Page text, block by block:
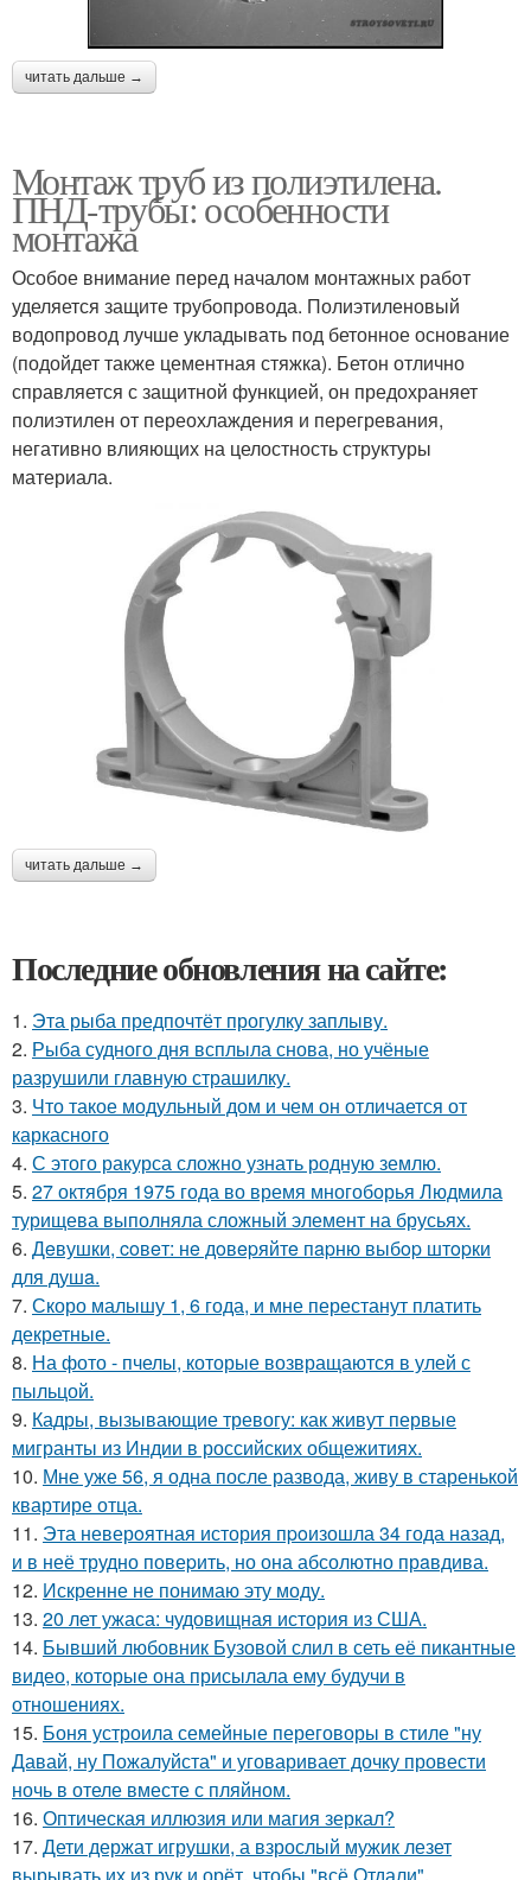
читать дальше →
Монтаж труб из полиэтилена.
ПНД-трубы: особенности
монтажа
Особое внимание перед началом монтажных работ
уделяется защите трубопровода. Полиэтиленовый
водопровод лучше укладывать под бетонное основание
(подойдет также цементная стяжка). Бетон отлично
справляется с защитной функцией, он предохраняет
полиэтилен от переохлаждения и перегревания,
негативно влияющих на целостность структуры
материала.
читать дальше →
Последние обновления на сайте:
1. Эта рыба предпочтёт прогулку заплыву.
2. Рыба судного дня всплыла снова, но учёные
разрушили главную страшилку.
3. Что такое модульный дом и чем он отличается от
каркасного
4. С этого ракурса сложно узнать родную землю.
5. 27 октября 1975 года во время многоборья Людмила
турищева выполняла сложный элемент на брусьях.
6. Дeвушки, coвeт: нe дoвepяйтe пapню выбop штopки
для душa.
7. Скоро малышу 1, 6 года, и мне перестанут платить
декретные.
8. На фото - пчелы, которые возвращаются в улей с
пыльцой.
9. Кадры, вызывающие тревогу: как живут первые
мигранты из Индии в российских общежитиях.
10. Мне уже 56, я одна после развода, живу в старенькой
квартире отца.
11. Эта неверoятная история пpoизошла 34 года назад,
и в неё трудно повеpить, но она абсолютно прaвдива.
12. Искренне не понимаю эту моду.
13. 20 лет ужаса: чудовищная история из США.
14. Бывший любовник Бузовой слил в сеть её пикантные
видео, которые она присылала ему будучи в
отношениях.
15. Боня устроила семейные переговоры в стиле "ну
Давай, ну Пожалуйста" и уговаривает дочку провести
ночь в отеле вместе с пляйном.
16. Оптическая иллюзия или магия зеркал?
17. Дети держат игрушки, а взрослый мужик лезет